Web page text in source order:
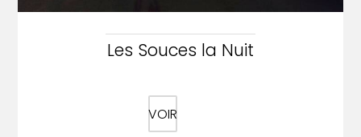
Les Souces la Nuit
VOIR